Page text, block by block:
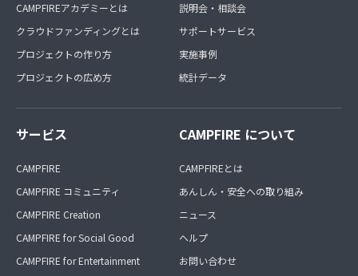
CAMPFIREアカデミーとは
クラウドファンディングとは
プロジェクトの作り方
プロジェクトの広め方
説明会・相談会
サポートサービス
実施事例
統計データ
サービス
CAMPFIRE
CAMPFIRE コミュニティ
CAMPFIRE Creation
CAMPFIRE for Social Good
CAMPFIRE for Entertainment
CAMPFIRE について
CAMPFIREとは
あんしん・安全への取り組み
ニュース
ヘルプ
お問い合わせ